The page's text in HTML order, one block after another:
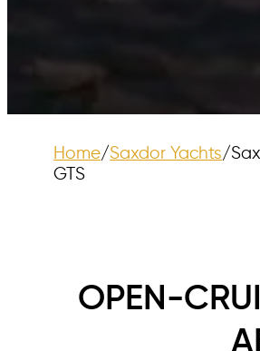
Home/Saxdor Yachts/
GTS
OPEN-